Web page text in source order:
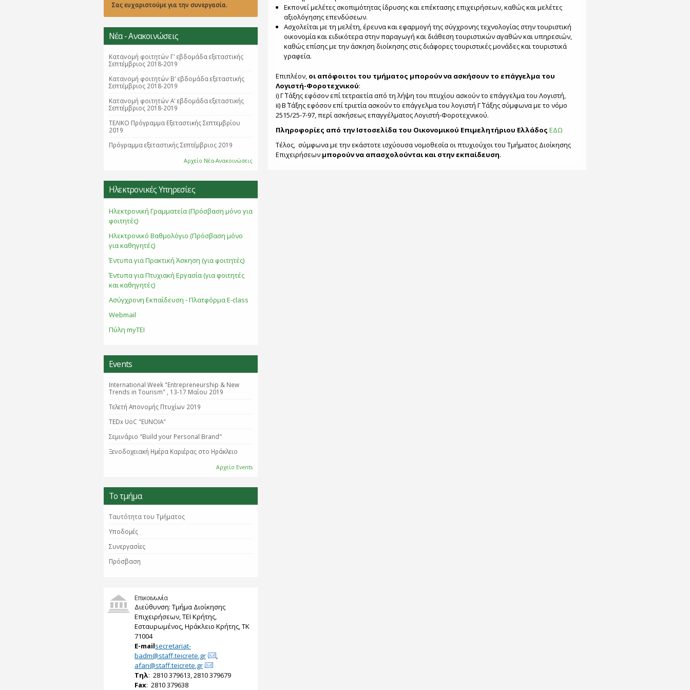
Σας ευχαριστούμε για την συνεργασία.
Νέα - Ανακοινώσεις
Κατανομή φοιτητών Γ' εβδομάδα εξεταστικής
Σεπτέμβριος 2018-2019
Κατανομή φοιτητών B' εβδομάδα εξεταστικής
Σεπτέμβριος 2018-2019
Κατανομή φοιτητών Α' εβδομάδα εξεταστικής
Σεπτέμβριος 2018-2019
ΤΕΛΙΚΟ Πρόγραμμα Εξεταστικής Σεπτεμβρίου
2019
Πρόγραμμα εξεταστικής Σεπτέμβριος 2019
Αρχείο Νέα-Ανακοινώσεις
Ηλεκτρονικές Υπηρεσίες
Ηλεκτρονική Γραμματεία (Πρόσβαση μόνο για
φοιτητές)
Ηλεκτρονικό Βαθμολόγιο (Πρόσβαση μόνο
για καθηγητές)
Έντυπα για Πρακτική Άσκηση (για φοιτητές)
Έντυπα για Πτυχιακή Εργασία (για φοιτητές
και καθηγητές)
Ασύγχρονη Εκπαίδευση - Πλατφόρμα E-class
Webmail
Πύλη myTEI
Events
International Week "Entrepreneurship & New
Trends in Tourism" , 13-17 Μαΐου 2019
Τελετή Απονομής Πτυχίων 2019
TEDx UoC "EUNOIA"
Σεμινάριο "Βuild your Personal Brand"
Ξενοδοχειακή Ημέρα Καριέρας στο Ηράκλειο
Αρχείο Events
Το τμήμα
Ταυτότητα του Τμήματος
Υποδομές
Συνεργασίες
Πρόσβαση
Επικοινωνία
Διεύθυνση: Τμήμα Διοίκησης
Επιχειρήσεων, ΤΕΙ Κρήτης,
Εσταυρωμένος, Ηράκλειο Κρήτης, ΤΚ
71004
E-mailsecretariat-
badm@staff.teicrete.gr
,
afan@staff.teicrete.gr
Tηλ: 2810 379613, 2810 379679
Fax: 2810 379638
Εκπονεί μελέτες σκοπιμότητας ίδρυσης και επέκτασης επιχειρήσεων, καθώς και μελέτες
αξιολόγησης επενδύσεων.
Ασχολείται με τη μελέτη, έρευνα και εφαρμογή της σύγχρονης τεχνολογίας στην τουριστική
οικονομία και ειδικότερα στην παραγωγή και διάθεση τουριστικών αγαθών και υπηρεσιών,
καθώς επίσης με την άσκηση διοίκησης στις διάφορες τουριστικές μονάδες και τουριστικά
γραφεία.
Επιπλέον, οι απόφοιτοι του τμήματος μπορούν να ασκήσουν το επάγγελμα του
Λογιστή-Φοροτεχνικού:
i) Γ΄ Τάξης εφόσον επί τετραετία από τη λήψη του πτυχίου ασκούν το επάγγελμα του Λογιστή,
ii) Β΄ Τάξης εφόσον επί τριετία ασκούν το επάγγελμα του λογιστή Γ΄ Τάξης σύμφωνα με το νόμο
2515/25-7-97, περί ασκήσεως επαγγέλματος Λογιστή-Φοροτεχνικού.
Πληροφορίες από την Ιστοσελίδα του Οικονομικού Επιμελητήριου Ελλάδος ΕΔΩ
Τέλος, σύμφωνα με την εκάστοτε ισχύουσα νομοθεσία οι πτυχιούχοι του Τμήματος Διοίκησης
Επιχειρήσεων μπορούν να απασχολούνται και στην εκπαίδευση.